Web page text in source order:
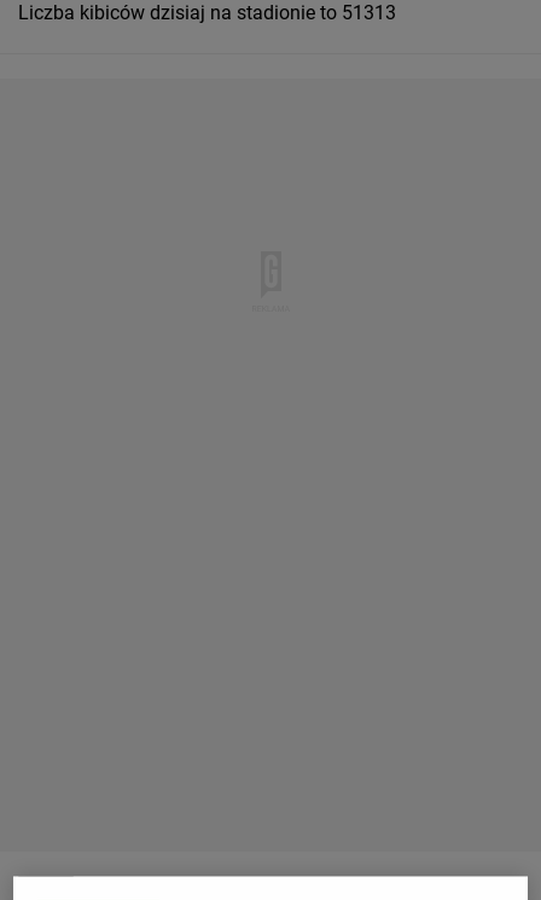
Liczba kibiców dzisiaj na stadionie to 51313